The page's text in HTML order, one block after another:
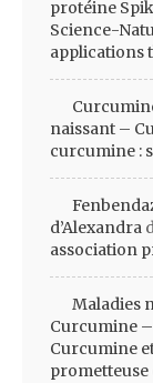
protéine
Science-
applications
naissant –
curcumine :
d’Alexandra
association
Maladies
Curcumine
Curcumine